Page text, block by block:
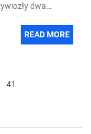
dwa
READ MORE
41